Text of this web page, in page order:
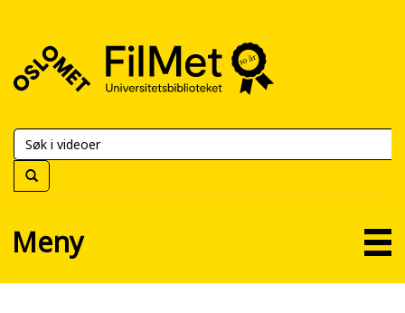
FilMet
Universitetsbiblioteket
Meny